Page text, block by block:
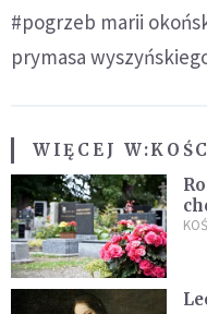
#pogrzeb marii
prymasa
WIĘCEJ W: